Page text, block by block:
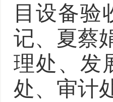
目设备验
记、夏蔡
理处、发
处、审计